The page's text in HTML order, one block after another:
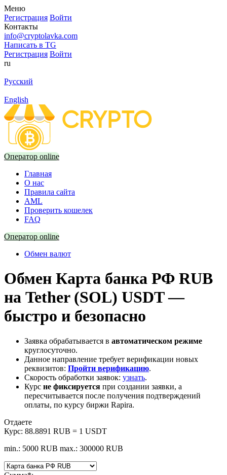
Меню
Регистрация Войти
Контакты
info@cryptolavka.com
Написать в TG
Регистрация Войти
ru
Русский
English
Оператор online
Главная
О нас
Правила сайта
AML
Проверить кошелек
FAQ
Оператор online
Обмен валют
Обмен Карта банка РФ RUB
на Tether (SOL) USDT —
быстро и безопасно
Заявка обрабатывается в автоматическом режиме
круглосуточно.
Данное направление требует верификации новых
реквизитов: Пройти верификацию.
Скорость обработки заявок: узнать.
Курс не фиксируется при создании заявки, а
пересчитывается после получения подтверждений
оплаты, по курсу биржи Rapira.
Отдаете
Курс: 88.8891 RUB = 1 USDT
min.: 5000 RUB max.: 300000 RUB